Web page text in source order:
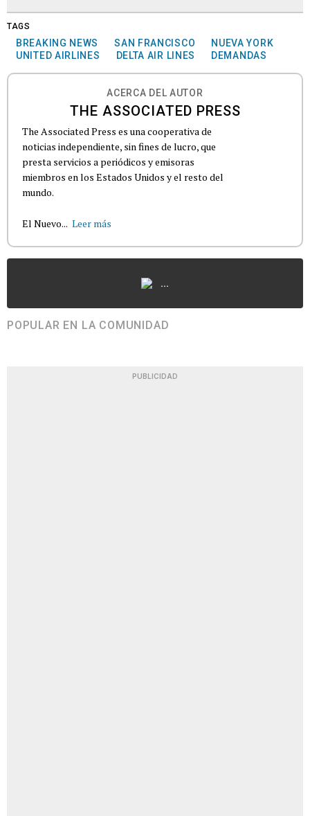
TAGS
BREAKING NEWS SAN FRANCISCO
NUEVA YORK
UNITED AIRLINES
DELTA AIR LINES DEMANDAS
ACERCA DEL AUTOR
THE ASSOCIATED PRESS
The Associated Press es una cooperativa de
noticias independiente, sin fines de lucro, que
presta servicios a periódicos y emisoras
miembros en los Estados Unidos y el resto del
mundo.
El Nuevo... Leer más
...
POPULAR EN LA COMUNIDAD
PUBLICIDAD